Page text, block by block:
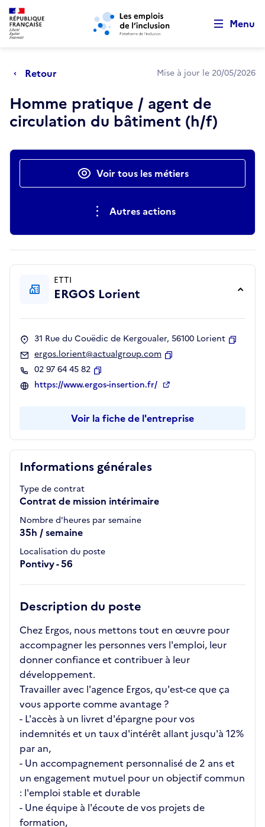
Aller au menu principal Aller au contenu principal
Menu
Retour Mise à jour le 20/05/2026
Homme pratique / agent de
circulation du bâtiment (h/f)
Actions rapidesVoir tous les métiers
Autres actions
Informations générales
Type de contrat
Contrat de mission intérimaire
Nombre d'heures par semaine
35h / semaine
Localisation du poste
Pontivy - 56
Description du poste
Chez Ergos, nous mettons tout en œuvre pour
accompagner les personnes vers l'emploi, leur
donner confiance et contribuer à leur
développement.
Travailler avec l'agence Ergos, qu'est-ce que ça
vous apporte comme avantage ?
- L'accès à un livret d'épargne pour vos
indemnités et un taux d'intérêt allant jusqu'à 12%
par an,
- Un accompagnement personnalisé de 2 ans et
un engagement mutuel pour un objectif commun
: l'emploi stable et durable
- Une équipe à l'écoute de vos projets de
formation,
ETTI
ERGOS Lorient
31 Rue du Couëdic de Kergoualer, 56100 Lorient
ergos.lorient@actualgroup.com
02 97 64 45 82
Copier
https://www.ergos-insertion.fr/
Voir la fiche de l'entreprise
Retour au début de la page
Panneau de gestion des cookies